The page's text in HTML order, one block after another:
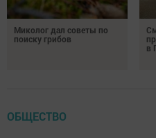
Миколог дал советы по
поиску грибов
в
ОБЩЕСТВО